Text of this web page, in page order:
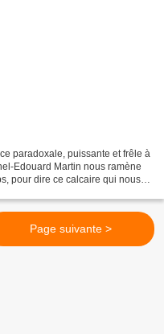
paradoxale, puissante et frêle à
Edouard Martin nous ramène
pour dire ce calcaire qui nous
Page suivante >